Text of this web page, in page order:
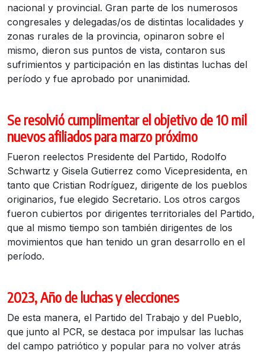
nacional y provincial. Gran parte de los numerosos
congresales y delegadas/os de distintas localidades y
zonas rurales de la provincia, opinaron sobre el
mismo, dieron sus puntos de vista, contaron sus
sufrimientos y participación en las distintas luchas del
período y fue aprobado por unanimidad.
Se resolvió cumplimentar el objetivo de 10 mil
nuevos afiliados para marzo próximo
Fueron reelectos Presidente del Partido, Rodolfo
Schwartz y Gisela Gutierrez como Vicepresidenta, en
tanto que Cristian Rodríguez, dirigente de los pueblos
originarios, fue elegido Secretario. Los otros cargos
fueron cubiertos por dirigentes territoriales del Partido,
que al mismo tiempo son también dirigentes de los
movimientos que han tenido un gran desarrollo en el
período.
2023, Año de luchas y elecciones
De esta manera, el Partido del Trabajo y del Pueblo,
que junto al PCR, se destaca por impulsar las luchas
del campo patriótico y popular para no volver atrás